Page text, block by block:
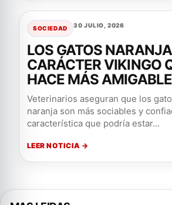
SOCIEDAD 30 JULIO, 2026
LOS GATOS
CARÁCTER VIKINGO
HACE MÁS
Veterinarios aseguran que los
naranja son más sociables y
característica que podría estar...
LEER NOTICIA →